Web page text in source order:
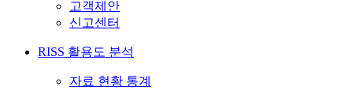
고객제안
신고센터
RISS 활용도 분석
자료 현황 통계